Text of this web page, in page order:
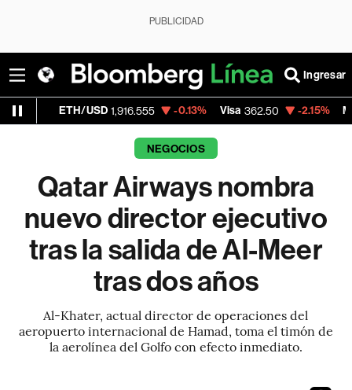
PUBLICIDAD
Ingresar
1,916.555 -0.13% Visa 362.50 -2.15%
NEGOCIOS
Qatar Airways nombra
nuevo director ejecutivo
tras la salida de Al-Meer
tras dos años
Al-Khater, actual director de operaciones del
aeropuerto internacional de Hamad, toma el timón de
la aerolínea del Golfo con efecto inmediato.